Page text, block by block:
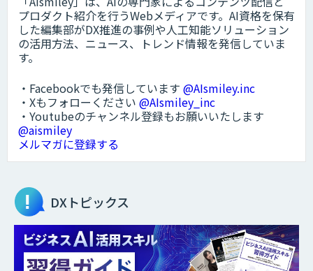
プロダクト紹介を行うWebメディアです。AI資格を保有
した編集部がDX推進の事例や人工知能ソリューション
の活用方法、ニュース、トレンド情報を発信していま
す。
・Facebookでも発信しています @AIsmiley.inc
・Xもフォローください @AIsmiley_inc
・Youtubeのチャンネル登録もお願いいたします
@aismiley
メルマガに登録する
DXトピックス